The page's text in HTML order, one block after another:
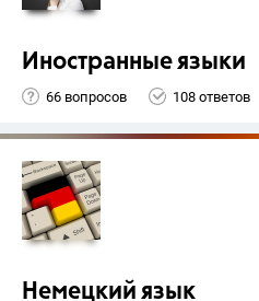
Иностранные языки
66 вопросов 108 ответов
Немецкий язык